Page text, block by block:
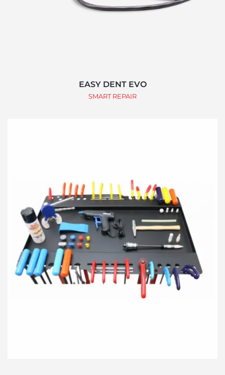
EASY DENT EVO
SMART REPAIR